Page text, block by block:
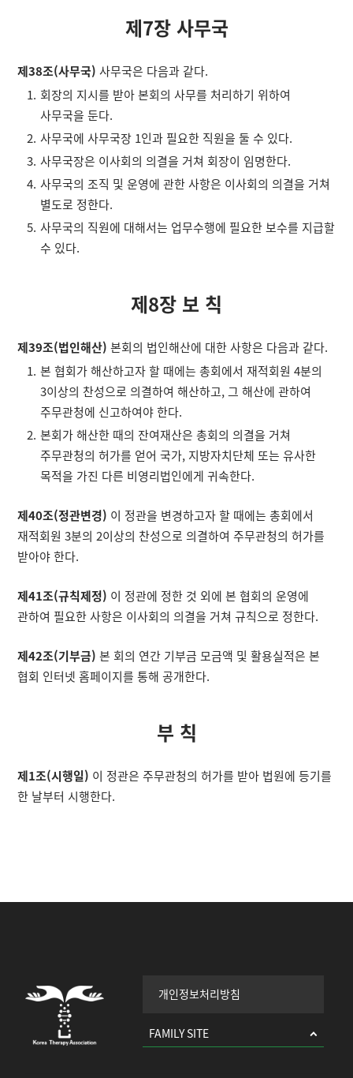
제7장 사무국
제38조(사무국) 사무국은 다음과 같다.
회장의 지시를 받아 본회의 사무를 처리하기 위하여
사무국을 둔다.
사무국에 사무국장 1인과 필요한 직원을 둘 수 있다.
사무국장은 이사회의 의결을 거쳐 회장이 임명한다.
사무국의 조직 및 운영에 관한 사항은 이사회의 의결을 거쳐
별도로 정한다.
사무국의 직원에 대해서는 업무수행에 필요한 보수를 지급할
수 있다.
제8장 보 칙
제39조(법인해산) 본회의 법인해산에 대한 사항은 다음과 같다.
본 협회가 해산하고자 할 때에는 총회에서 재적회원 4분의
3이상의 찬성으로 의결하여 해산하고, 그 해산에 관하여
주무관청에 신고하여야 한다.
본회가 해산한 때의 잔여재산은 총회의 의결을 거쳐
주무관청의 허가를 얻어 국가, 지방자치단체 또는 유사한
목적을 가진 다른 비영리법인에게 귀속한다.
제40조(정관변경) 이 정관을 변경하고자 할 때에는 총회에서
재적회원 3분의 2이상의 찬성으로 의결하여 주무관청의 허가를
받아야 한다.
제41조(규칙제정) 이 정관에 정한 것 외에 본 협회의 운영에
관하여 필요한 사항은 이사회의 의결을 거쳐 규칙으로 정한다.
제42조(기부금) 본 회의 연간 기부금 모금액 및 활용실적은 본
협회 인터넷 홈페이지를 통해 공개한다.
부 칙
제1조(시행일) 이 정관은 주무관청의 허가를 받아 법원에 등기를
한 날부터 시행한다.
개인정보처리방침
FAMILY SITE